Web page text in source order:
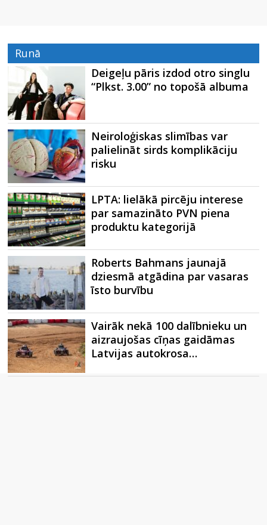
Runā
Deigeļu pāris izdod otro singlu
“Plkst. 3.00” no topošā albuma
Neiroloģiskas slimības var
palielināt sirds komplikāciju
risku
LPTA: lielākā pircēju interese
par samazināto PVN piena
produktu kategorijā
Roberts Bahmans jaunajā
dziesmā atgādina par vasaras
īsto burvību
Vairāk nekā 100 dalībnieku un
aizraujošas cīņas gaidāmas
Latvijas autokrosa…